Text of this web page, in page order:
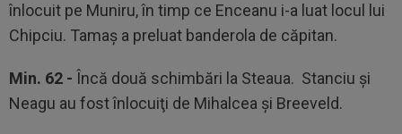
înlocuit pe Muniru, în timp ce Enceanu i-a luat locul lui
Chipciu. Tamaş a preluat banderola de căpitan.
Min. 62 - Încă două schimbări la Steaua. Stanciu şi
Neagu au fost înlocuiţi de Mihalcea şi Breeveld.